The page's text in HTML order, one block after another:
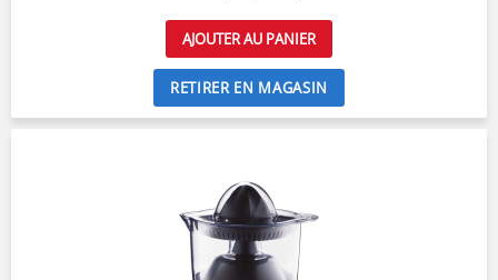
AJOUTER AU PANIER
RETIRER EN MAGASIN